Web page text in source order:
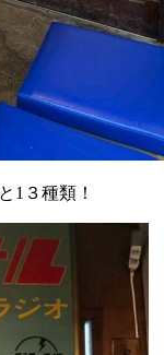
1３種類！